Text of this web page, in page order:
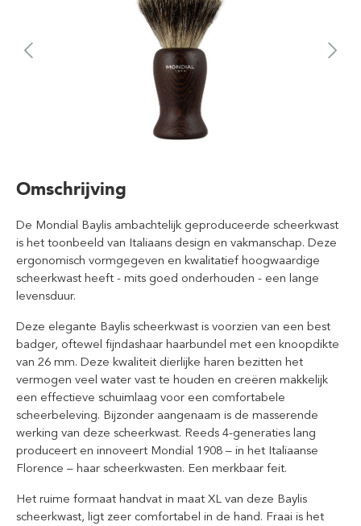
Omschrijving
De Mondial Baylis ambachtelijk geproduceerde scheerkwast
is het toonbeeld van Italiaans design en vakmanschap. Deze
ergonomisch vormgegeven en kwalitatief hoogwaardige
scheerkwast heeft - mits goed onderhouden - een lange
levensduur.
Deze elegante Baylis scheerkwast is voorzien van een best
badger, oftewel fijndashaar haarbundel met een knoopdikte
van 26 mm. Deze kwaliteit dierlijke haren bezitten het
vermogen veel water vast te houden en creëren makkelijk
een effectieve schuimlaag voor een comfortabele
scheerbeleving. Bijzonder aangenaam is de masserende
werking van deze scheerkwast. Reeds 4-generaties lang
produceert en innoveert Mondial 1908 – in het Italiaanse
Florence – haar scheerkwasten. Een merkbaar feit.
Het ruime formaat handvat in maat XL van deze Baylis
scheerkwast, ligt zeer comfortabel in de hand. Fraai is het